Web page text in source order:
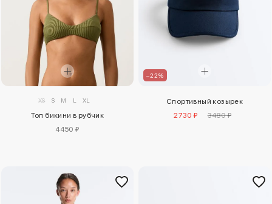
XS S M L XL
Топ бикини в рубчик
4450 ₽
–22%
Спортивный козырек
2730 ₽
3480 ₽